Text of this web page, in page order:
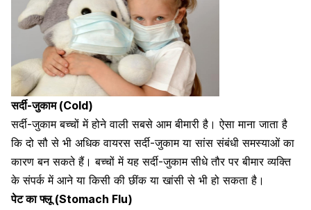
सर्दी-जुकाम (Cold)
सर्दी-जुकाम बच्चों में होने वाली सबसे आम बीमारी है। ऐसा माना जाता है
कि दो सौ से भी अधिक वायरस सर्दी-जुकाम या सांस संबंधी समस्याओं का
कारण बन सकते हैं। बच्चों में यह सर्दी-जुकाम सीधे तौर पर बीमार व्यक्ति
के संपर्क में आने या किसी कीछींक या खांसी से भी हो सकता है।
पेट का फ्लू (Stomach Flu)